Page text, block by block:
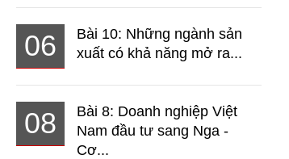
06
Bài 10: Những ngành sản
xuất có khả năng mở ra...
08
Bài 8: Doanh nghiệp Việt
Nam đầu tư sang Nga -
Cơ...